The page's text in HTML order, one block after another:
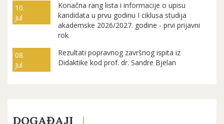
10.
Jul
Konačna rang lista i informacije o upisu
kandidata u prvu godinu I ciklusa studija
akademske 2026/2027. godine - prvi prijavni
rok
08.
Jul
Rezultati popravnog završnog ispita iz
Didaktike kod prof. dr. Sandre Bjelan
DOGAĐAJI